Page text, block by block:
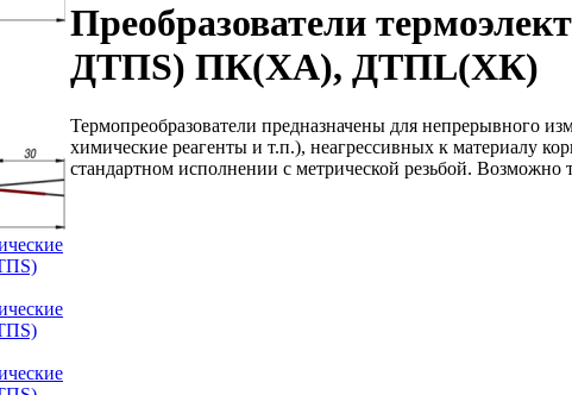
Преобразователи
ДТПS) ПК(ХА), ДТПL(ХК)
Термопреобразователи предназначены для непрерывного
химические реагенты и т.п.), неагрессивных к материалу
стандартном исполнении с метрической резьбой. Возможно